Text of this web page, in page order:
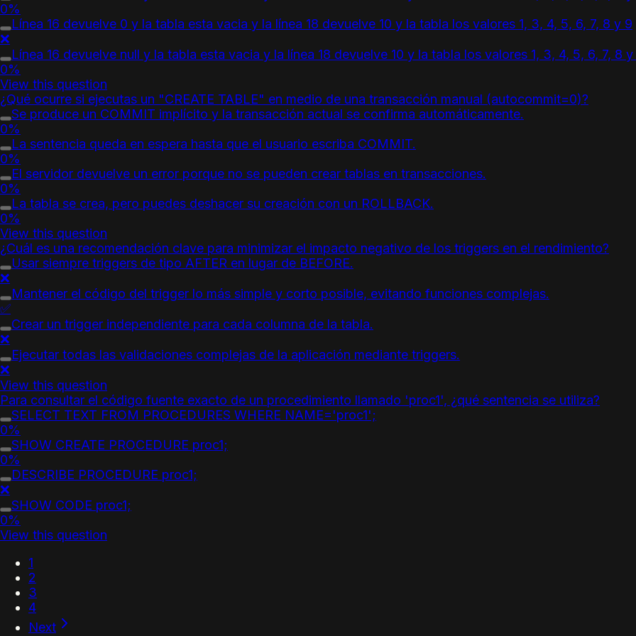
0%
Línea 16 devuelve 0 y la tabla esta vacia y la línea 18 devuelve 10 y la tabla los valores 1, 3, 4, 5, 6, 7, 8 y 9
❌
Línea 16 devuelve null y la tabla esta vacia y la línea 18 devuelve 10 y la tabla los valores 1, 3, 4, 5, 6, 7, 8
0%
View this question
¿Qué ocurre si ejecutas un "CREATE TABLE" en medio de una transacción manual (autocommit=0)?
Se produce un COMMIT implícito y la transacción actual se confirma automáticamente.
0%
La sentencia queda en espera hasta que el usuario escriba COMMIT.
0%
El servidor devuelve un error porque no se pueden crear tablas en transacciones.
0%
La tabla se crea, pero puedes deshacer su creación con un ROLLBACK.
0%
View this question
¿Cuál es una recomendación clave para minimizar el impacto negativo de los triggers en el rendimiento?
Usar siempre triggers de tipo AFTER en lugar de BEFORE.
❌
Mantener el código del trigger lo más simple y corto posible, evitando funciones complejas.
✅
Crear un trigger independiente para cada columna de la tabla.
❌
Ejecutar todas las validaciones complejas de la aplicación mediante triggers.
❌
View this question
Para consultar el código fuente exacto de un procedimiento llamado 'proc1', ¿qué sentencia se utiliza?
SELECT TEXT FROM PROCEDURES WHERE NAME='proc1';
0%
SHOW CREATE PROCEDURE proc1;
0%
DESCRIBE PROCEDURE proc1;
❌
SHOW CODE proc1;
0%
View this question
1
2
3
4
Next